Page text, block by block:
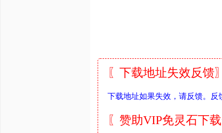
〖下载地址失效反馈
下载地址如果失效，请反馈。
〖赞助VIP免灵石下